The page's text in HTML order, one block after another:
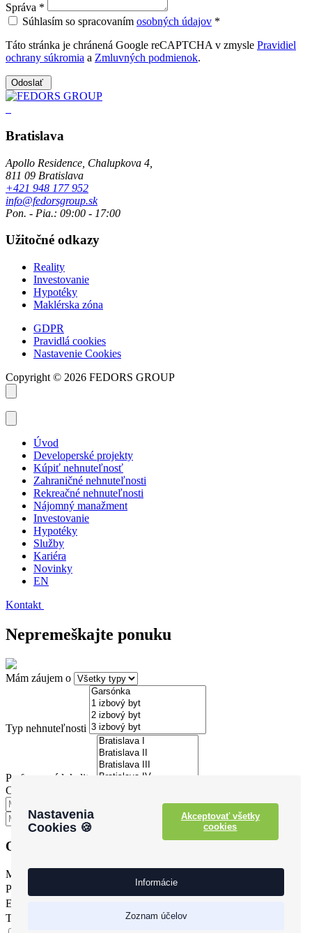
Správa *
Súhlasím so spracovaním osobných údajov *
Táto stránka je chránená Google reCAPTCHA v zmysle Pravidiel
ochrany súkromia a Zmluvných podmienok.
Odoslať
Bratislava
Apollo Residence, Chalupkova 4,
811 09 Bratislava
+421 948 177 952
info@fedorsgroup.sk
Pon. - Pia.: 09:00 - 17:00
Užitočné odkazy
Reality
Investovanie
Hypotéky
Maklérska zóna
GDPR
Pravidlá cookies
Nastavenie Cookies
Copyright © 2026 FEDORS GROUP
Úvod
Developerské projekty
Kúpiť nehnuteľnosť
Zahraničné nehnuteľnosti
Rekreačné nehnuteľnosti
Nájomný manažment
Investovanie
Hypotéky
Služby
Kariéra
Novinky
EN
Kontakt
Nepremeškajte ponuku
Mám záujem o
Typ nehnuteľnosti
Preferované lokality
Cena
Osobné údaje
Meno
Priezvisko
E-mail
Telefónne číslo
Nastavenia
Cookies 🍪
Akceptovať všetky
cookies
Informácie
Zoznam účelov